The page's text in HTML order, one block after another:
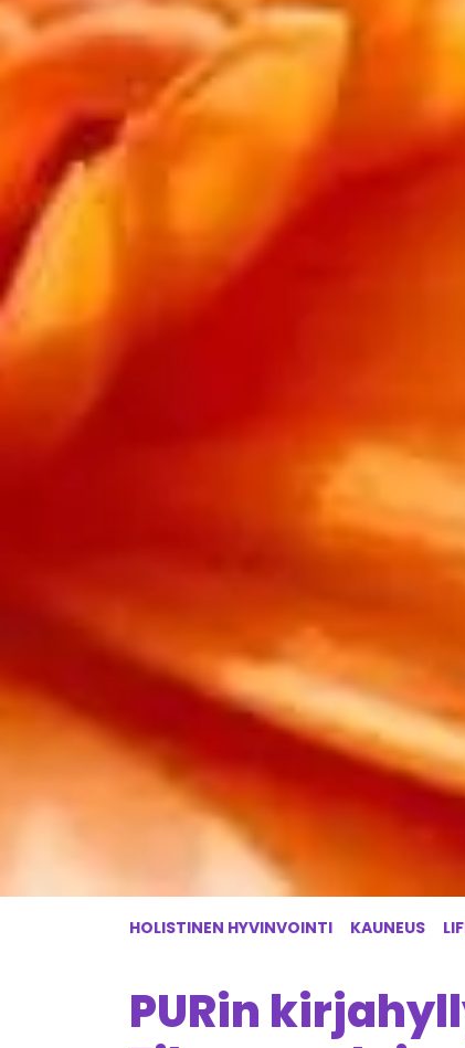
HOLISTINEN HYVINVOINTI KAUNEUS
PURin